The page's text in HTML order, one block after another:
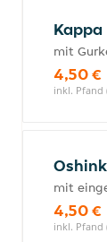
mit
4,50 €
inkl. Pfand
mit
4,50 €
inkl. Pfand